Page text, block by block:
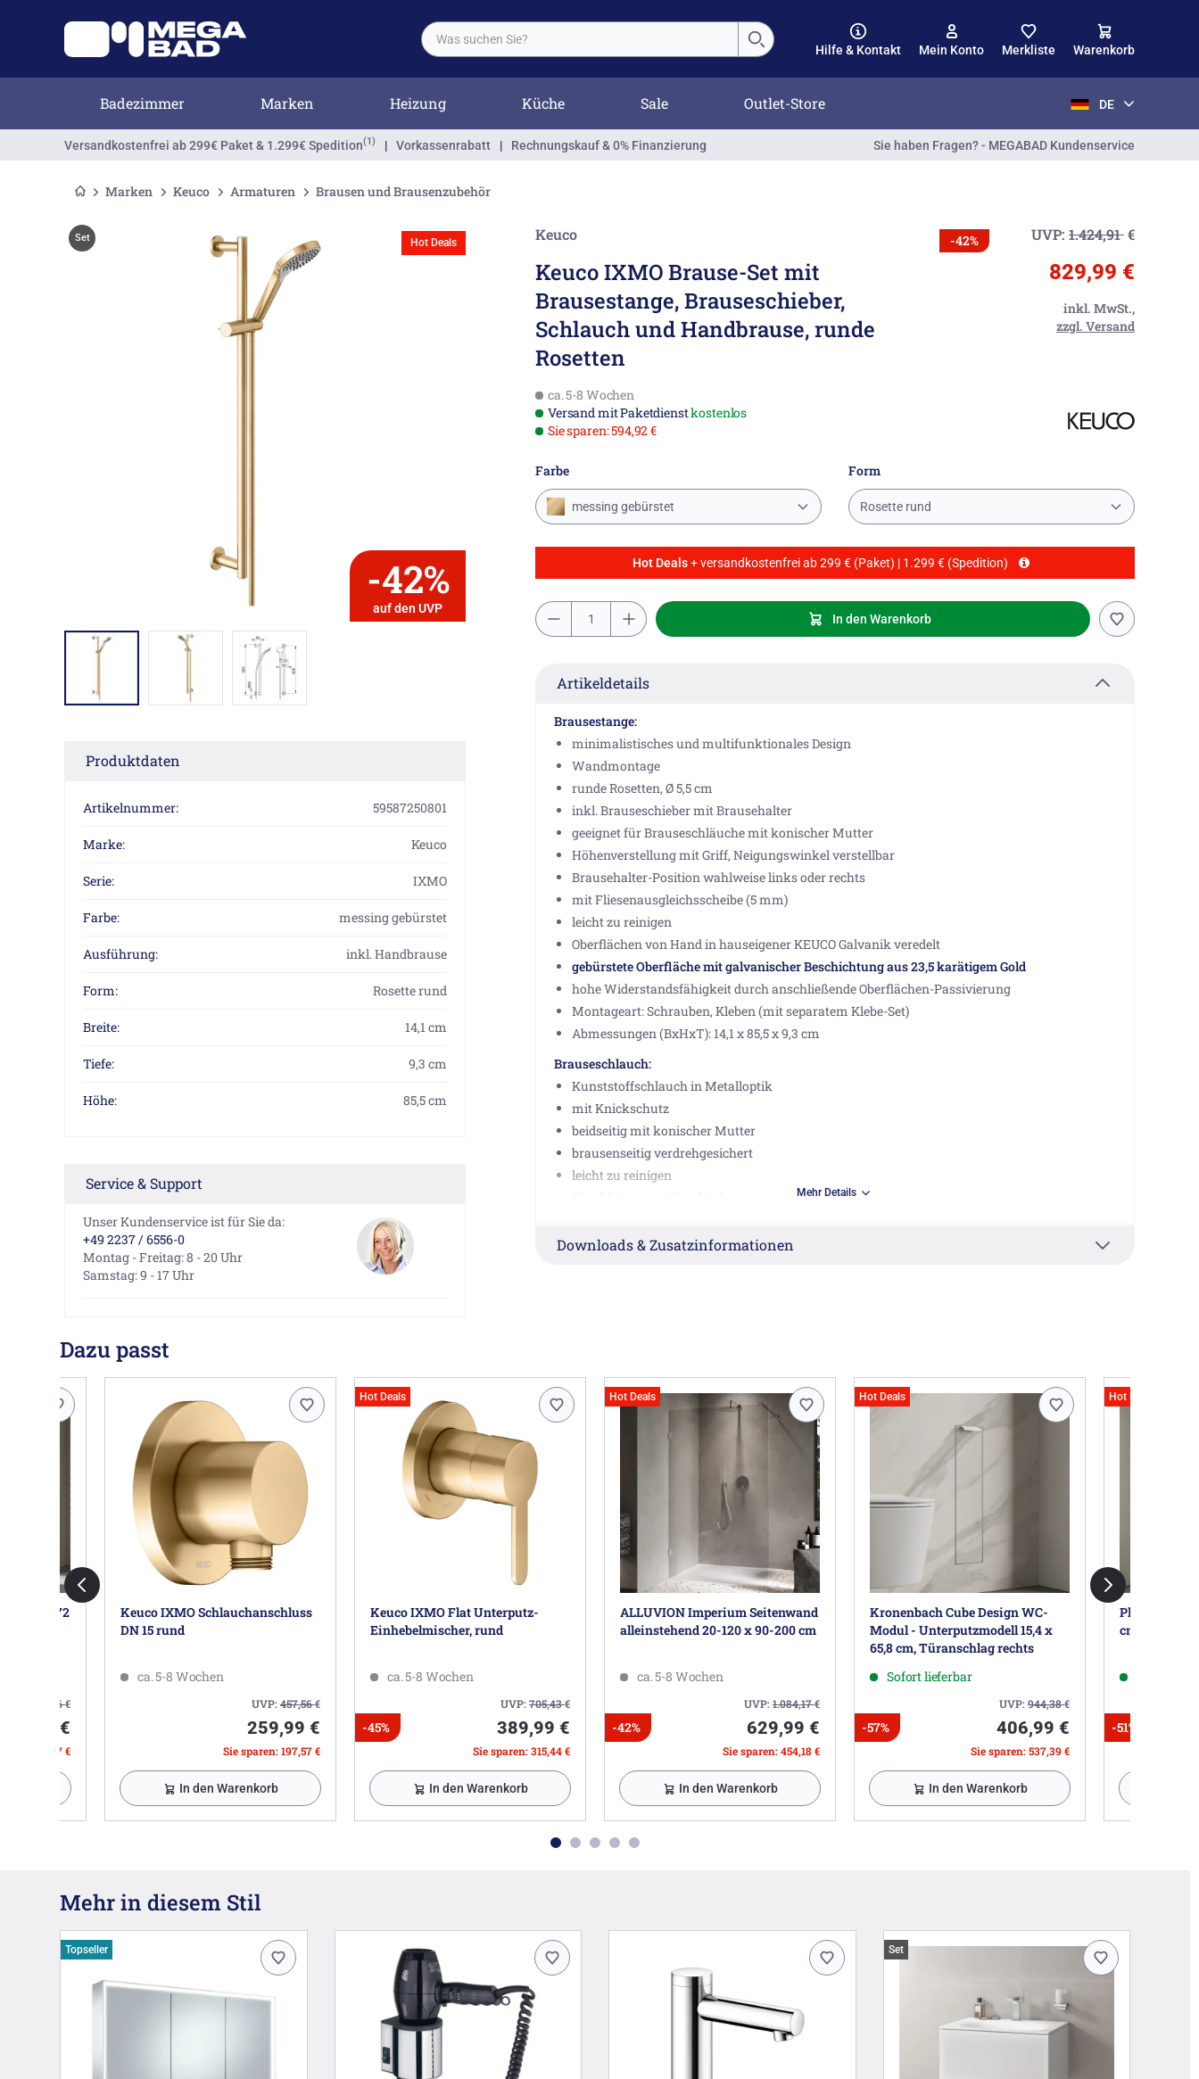
Hilfe & Kontakt Mein Konto Merkliste Warenkorb
Badezimmer Marken Heizung Küche Sale Outlet-Store DE
Versandkostenfrei ab 299€ Paket & 1.299€ Spedition(1) | Vorkassenrabatt | Rechnungskauf & 0% Finanzierung Sie haben Fragen? - MEGABAD Kundenservice
Marken Keuco Armaturen Brausen und Brausenzubehör
Set Hot Deals
-42%
auf den UVP
Produktdaten
Artikelnummer: 59587250801
Marke: Keuco
Serie: IXMO
Farbe: messing gebürstet
Ausführung: inkl. Handbrause
Form: Rosette rund
Breite: 14,1 cm
Tiefe: 9,3 cm
Höhe: 85,5 cm
Service & Support
Unser Kundenservice ist für Sie da:
+49 2237 / 6556-0
Montag - Freitag: 8 - 20 Uhr
Samstag: 9 - 17 Uhr
Keuco
Keuco IXMO Brause-Set mit
Brausestange, Brauseschieber,
Schlauch und Handbrause, runde
Rosetten
-42% UVP: 1.424,91€
829,99 €
inkl. MwSt.,
zzgl. Versand
ca. 5-8 Wochen
Versand mit Paketdienstkostenlos
Sie sparen: 594,92 €
Farbe
messing gebürstet
Form
Rosette rund
Hot Deals+ versandkostenfrei ab 299 € (Paket) | 1.299 € (Spedition)
In den Warenkorb
Artikeldetails
Brausestange:
minimalistisches und multifunktionales Design
Wandmontage
runde Rosetten, Ø 5,5 cm
inkl. Brauseschieber mit Brausehalter
geeignet für Brauseschläuche mit konischer Mutter
Höhenverstellung mit Griff, Neigungswinkel verstellbar
Brausehalter-Position wahlweise links oder rechts
mit Fliesenausgleichsscheibe (5 mm)
leicht zu reinigen
Oberflächen von Hand in hauseigener KEUCO Galvanik veredelt
gebürstete Oberfläche mit galvanischer Beschichtung aus 23,5 karätigem Gold
hohe Widerstandsfähigkeit durch anschließende Oberflächen-Passivierung
Montageart: Schrauben, Kleben (mit separatem Klebe-Set)
Abmessungen (BxHxT): 14,1 x 85,5 x 9,3 cm
Brauseschlauch:
Kunststoffschlauch in Metalloptik
mit Knickschutz
beidseitig mit konischer Mutter
brausenseitig verdrehgesichert
leicht zu reinigen
Oberflächen von Hand in hauseigener KEUCO Galvanik veredelt
hohe Widerstandsfähigkeit durch anschließende Oberflächen-Passivierung
mit Antikalk-System
Durchflussmenge begrenzt auf 12 l/min.
leicht zu reinigen
Oberflächen von Hand in hauseigener KEUCO Galvanik veredelt
gebürstete Oberfläche mit galvanischer Beschichtung aus 23,5 karätigem Gold
hohe Widerstandsfähigkeit durch anschließende Oberflächen-Passivierung
Anschlussart: G 1/2
Abmessungen (BxHxT): 12 x 25,2 x 2,9 cm
Made in Germany
Designer: Dominik Tesseraux
Herstellergarantie: 3 Jahre (zusätzlich zur gesetzlichen Gewährleistung von 2 Jahren)
Zum Kleben wird zusätzlich das Klebe-Set 3 benötigt (Art.-Nr. 04994000300). Bitte separat
Herstellerinformationen
KEUCO GmbH & Co. KG, Oesestr. 36, 58675 Hemer DE, info@keuco.de
Mehr Details
Downloads & Zusatzinformationen
Dazu passt
60 x 172
1.695,16€
€
868,67 €
Keuco IXMO Schlauchanschluss
DN 15 rund
ca. 5-8 Wochen
UVP:457,56€
259,99 €
Sie sparen: 197,57 €
In den Warenkorb
Hot Deals
Keuco IXMO Flat Unterputz-
Einhebelmischer, rund
ca. 5-8 Wochen
UVP:705,43€
-45% 389,99 €
Sie sparen: 315,44 €
In den Warenkorb
Hot Deals
ALLUVION Imperium Seitenwand
alleinstehend 20-120 x 90-200 cm
ca. 5-8 Wochen
UVP:1.084,17€
-42% 629,99 €
Sie sparen: 454,18 €
In den Warenkorb
Hot Deals
Kronenbach Cube Design WC-
Modul - Unterputzmodell 15,4 x
65,8 cm, Türanschlag rechts
Sofort lieferbar
UVP:944,38€
-57% 406,99 €
Sie sparen: 537,39 €
In den Warenkorb
Hot Deals
Plan Open
cm
-51%
Mehr in diesem Stil
Topseller Set